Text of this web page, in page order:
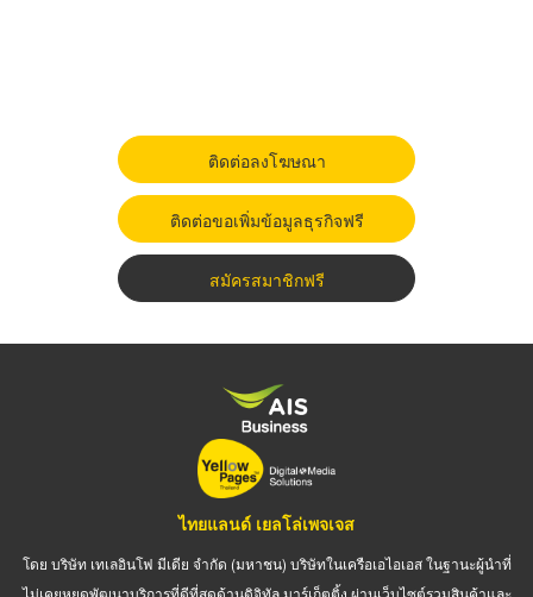
ติดต่อลงโฆษณา
ติดต่อขอเพิ่มข้อมูลธุรกิจฟรี
สมัครสมาชิกฟรี
ไทยแลนด์ เยลโล่เพจเจส
โดย บริษัท เทเลอินโฟ มีเดีย จำกัด (มหาชน) บริษัทในเครือเอไอเอส ในฐานะผู้นำที่